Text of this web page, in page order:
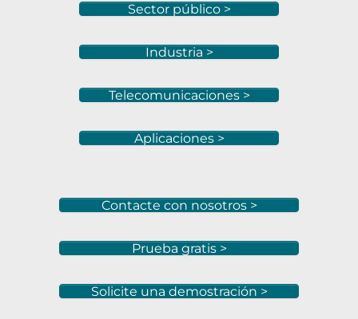
Sector público >
Industria >
Telecomunicaciones >
Aplicaciones >
Contacte con nosotros >
Prueba gratis >
Solicite una demostración >